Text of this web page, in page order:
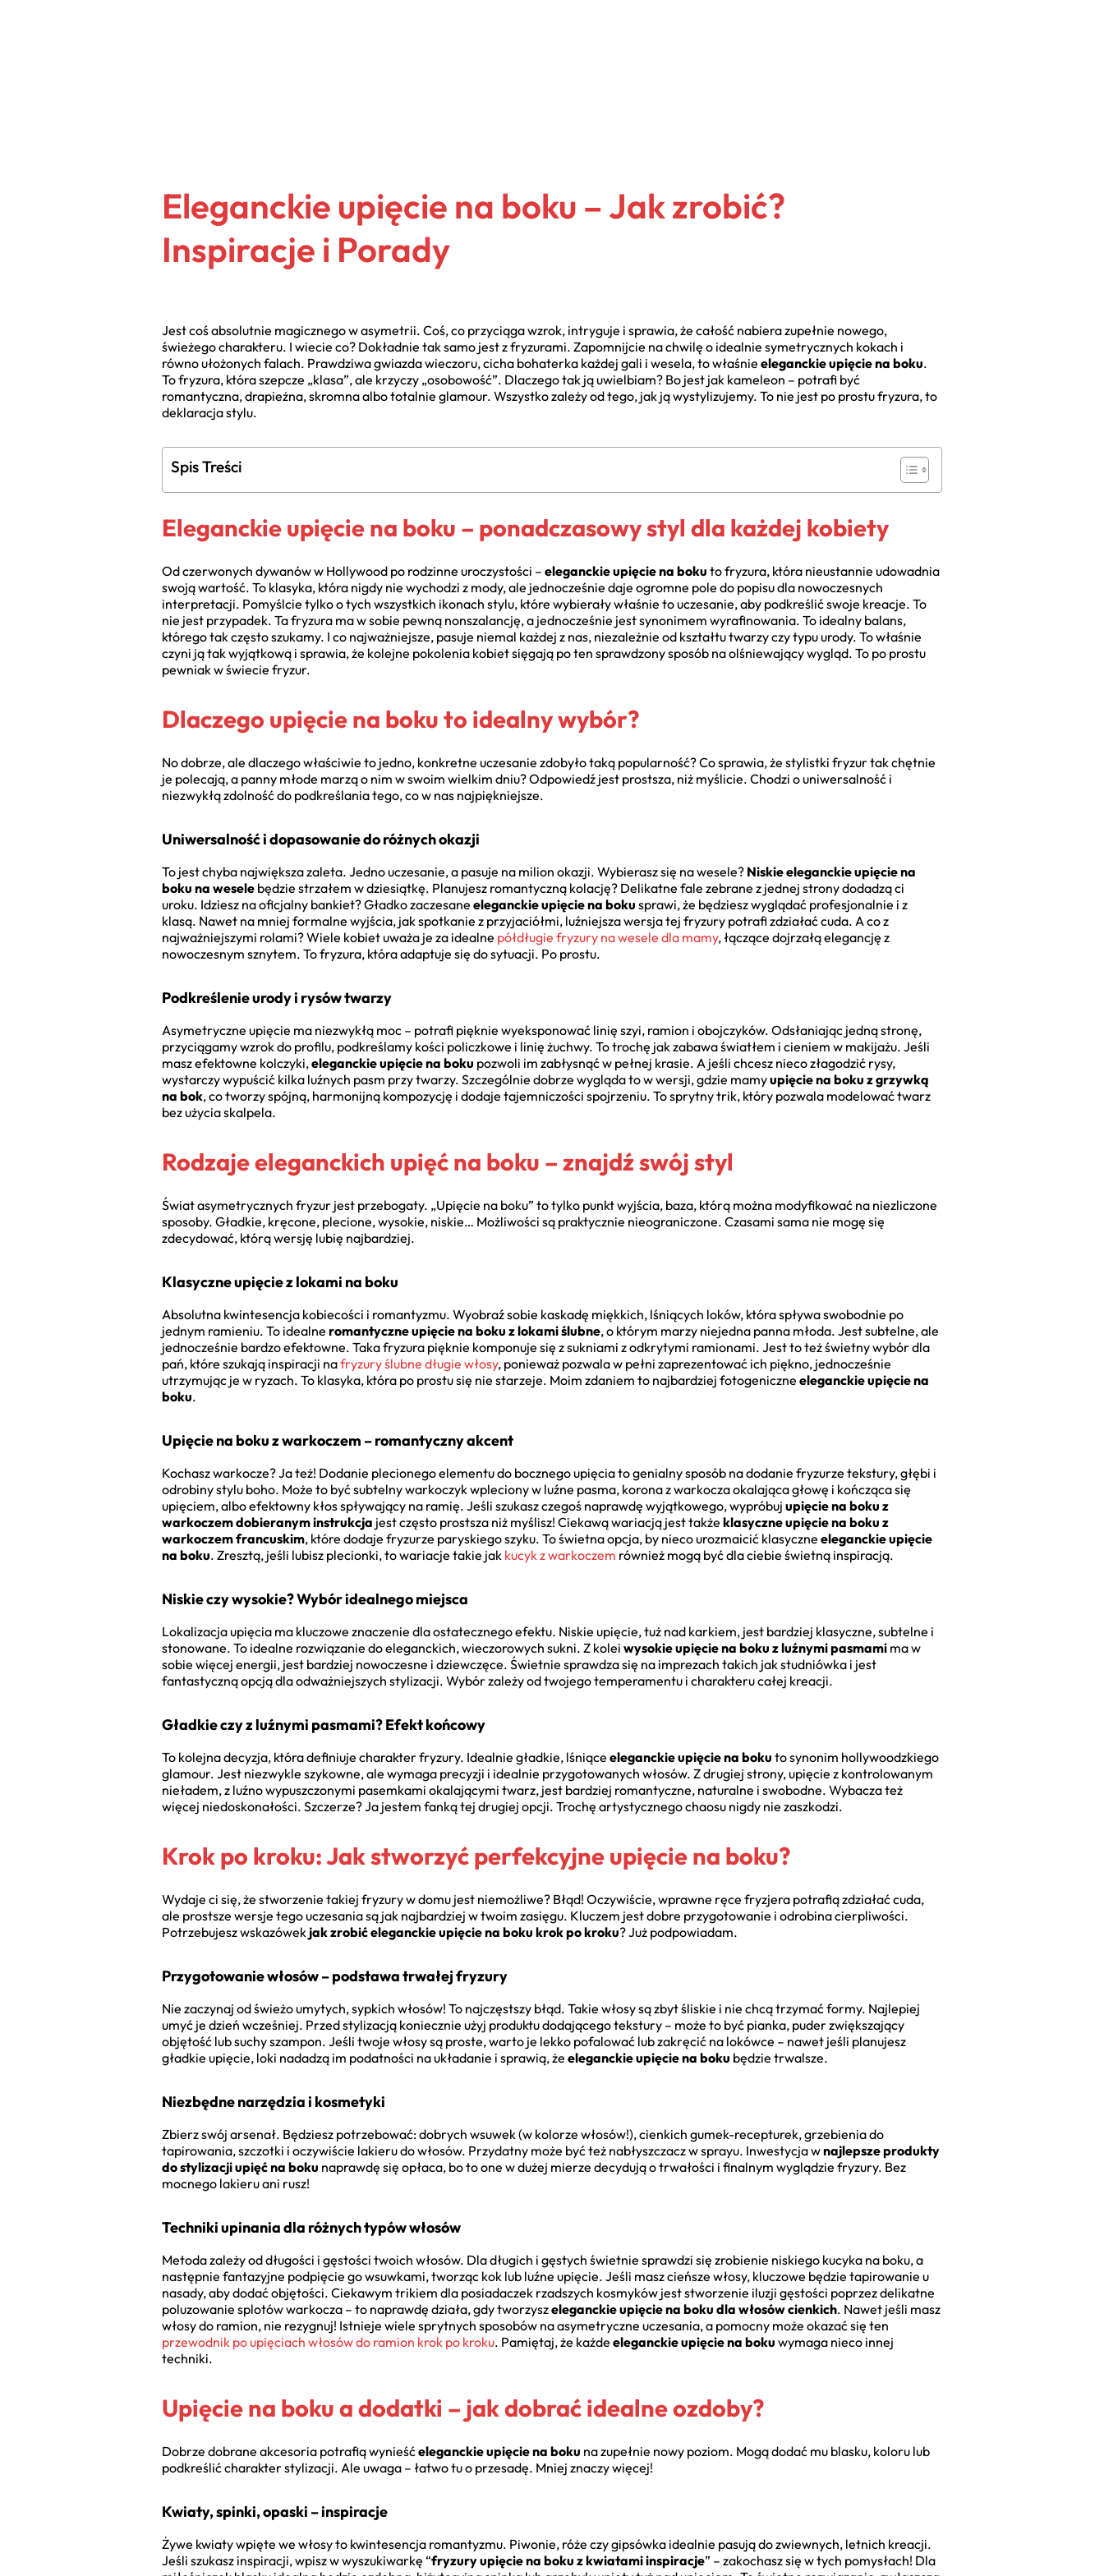
Eleganckie upięcie na boku – Jak zrobić?
Inspiracje i Porady
Jest coś absolutnie magicznego w asymetrii. Coś, co przyciąga wzrok, intryguje i sprawia, że całość nabiera zupełnie nowego,
świeżego charakteru. I wiecie co? Dokładnie tak samo jest z fryzurami. Zapomnijcie na chwilę o idealnie symetrycznych kokach i
równo ułożonych falach. Prawdziwa gwiazda wieczoru, cicha bohaterka każdej gali i wesela, to właśnie eleganckie upięcie na boku.
To fryzura, która szepcze „klasa”, ale krzyczy „osobowość”. Dlaczego tak ją uwielbiam? Bo jest jak kameleon – potrafi być
romantyczna, drapieżna, skromna albo totalnie glamour. Wszystko zależy od tego, jak ją wystylizujemy. To nie jest po prostu fryzura, to
deklaracja stylu.
Spis Treści
Eleganckie upięcie na boku – ponadczasowy styl dla każdej kobiety
Od czerwonych dywanów w Hollywood po rodzinne uroczystości – eleganckie upięcie na boku to fryzura, która nieustannie udowadnia
swoją wartość. To klasyka, która nigdy nie wychodzi z mody, ale jednocześnie daje ogromne pole do popisu dla nowoczesnych
interpretacji. Pomyślcie tylko o tych wszystkich ikonach stylu, które wybierały właśnie to uczesanie, aby podkreślić swoje kreacje. To
nie jest przypadek. Ta fryzura ma w sobie pewną nonszalancję, a jednocześnie jest synonimem wyrafinowania. To idealny balans,
którego tak często szukamy. I co najważniejsze, pasuje niemal każdej z nas, niezależnie od kształtu twarzy czy typu urody. To właśnie
czyni ją tak wyjątkową i sprawia, że kolejne pokolenia kobiet sięgają po ten sprawdzony sposób na olśniewający wygląd. To po prostu
pewniak w świecie fryzur.
Dlaczego upięcie na boku to idealny wybór?
No dobrze, ale dlaczego właściwie to jedno, konkretne uczesanie zdobyło taką popularność? Co sprawia, że stylistki fryzur tak chętnie
je polecają, a panny młode marzą o nim w swoim wielkim dniu? Odpowiedź jest prostsza, niż myślicie. Chodzi o uniwersalność i
niezwykłą zdolność do podkreślania tego, co w nas najpiękniejsze.
Uniwersalność i dopasowanie do różnych okazji
To jest chyba największa zaleta. Jedno uczesanie, a pasuje na milion okazji. Wybierasz się na wesele? Niskie eleganckie upięcie na
boku na wesele będzie strzałem w dziesiątkę. Planujesz romantyczną kolację? Delikatne fale zebrane z jednej strony dodadzą ci
uroku. Idziesz na oficjalny bankiet? Gładko zaczesane eleganckie upięcie na boku sprawi, że będziesz wyglądać profesjonalnie i z
klasą. Nawet na mniej formalne wyjścia, jak spotkanie z przyjaciółmi, luźniejsza wersja tej fryzury potrafi zdziałać cuda. A co z
najważniejszymi rolami? Wiele kobiet uważa je za idealne półdługie fryzury na wesele dla mamy, łączące dojrzałą elegancję z
nowoczesnym sznytem. To fryzura, która adaptuje się do sytuacji. Po prostu.
Podkreślenie urody i rysów twarzy
Asymetryczne upięcie ma niezwykłą moc – potrafi pięknie wyeksponować linię szyi, ramion i obojczyków. Odsłaniając jedną stronę,
przyciągamy wzrok do profilu, podkreślamy kości policzkowe i linię żuchwy. To trochę jak zabawa światłem i cieniem w makijażu. Jeśli
masz efektowne kolczyki,eleganckie upięcie na boku pozwoli im zabłysnąć w pełnej krasie. A jeśli chcesz nieco złagodzić rysy,
wystarczy wypuścić kilka luźnych pasm przy twarzy. Szczególnie dobrze wygląda to w wersji, gdzie mamyupięcie na boku z grzywką
na bok, co tworzy spójną, harmonijną kompozycję i dodaje tajemniczości spojrzeniu. To sprytny trik, który pozwala modelować twarz
bez użycia skalpela.
Rodzaje eleganckich upięć na boku – znajdź swój styl
Świat asymetrycznych fryzur jest przebogaty. „Upięcie na boku” to tylko punkt wyjścia, baza, którą można modyfikować na niezliczone
sposoby. Gładkie, kręcone, plecione, wysokie, niskie… Możliwości są praktycznie nieograniczone. Czasami sama nie mogę się
zdecydować, którą wersję lubię najbardziej.
Klasyczne upięcie z lokami na boku
Absolutna kwintesencja kobiecości i romantyzmu. Wyobraź sobie kaskadę miękkich, lśniących loków, która spływa swobodnie po
jednym ramieniu. To idealne romantyczne upięcie na boku z lokami ślubne, o którym marzy niejedna panna młoda. Jest subtelne, ale
jednocześnie bardzo efektowne. Taka fryzura pięknie komponuje się z sukniami z odkrytymi ramionami. Jest to też świetny wybór dla
pań, które szukają inspiracji nafryzury ślubne długie włosy, ponieważ pozwala w pełni zaprezentować ich piękno, jednocześnie
utrzymując je w ryzach. To klasyka, która po prostu się nie starzeje. Moim zdaniem to najbardziej fotogeniczne eleganckie upięcie na
boku.
Upięcie na boku z warkoczem – romantyczny akcent
Kochasz warkocze? Ja też! Dodanie plecionego elementu do bocznego upięcia to genialny sposób na dodanie fryzurze tekstury, głębi i
odrobiny stylu boho. Może to być subtelny warkoczyk wpleciony w luźne pasma, korona z warkocza okalająca głowę i kończąca się
upięciem, albo efektowny kłos spływający na ramię. Jeśli szukasz czegoś naprawdę wyjątkowego, wypróbuj upięcie na boku z
warkoczem dobieranym instrukcja jest często prostsza niż myślisz! Ciekawą wariacją jest także klasyczne upięcie na boku z
warkoczem francuskim, które dodaje fryzurze paryskiego szyku. To świetna opcja, by nieco urozmaicić klasyczne eleganckie upięcie
na boku. Zresztą, jeśli lubisz plecionki, to wariacje takie jak kucyk z warkoczem również mogą być dla ciebie świetną inspiracją.
Niskie czy wysokie? Wybór idealnego miejsca
Lokalizacja upięcia ma kluczowe znaczenie dla ostatecznego efektu. Niskie upięcie, tuż nad karkiem, jest bardziej klasyczne, subtelne i
stonowane. To idealne rozwiązanie do eleganckich, wieczorowych sukni. Z kolei wysokie upięcie na boku z luźnymi pasmami ma w
sobie więcej energii, jest bardziej nowoczesne i dziewczęce. Świetnie sprawdza się na imprezach takich jak studniówka i jest
fantastyczną opcją dla odważniejszych stylizacji. Wybór zależy od twojego temperamentu i charakteru całej kreacji.
Gładkie czy z luźnymi pasmami? Efekt końcowy
To kolejna decyzja, która definiuje charakter fryzury. Idealnie gładkie, lśniące eleganckie upięcie na boku to synonim hollywoodzkiego
glamour. Jest niezwykle szykowne, ale wymaga precyzji i idealnie przygotowanych włosów. Z drugiej strony, upięcie z kontrolowanym
nieładem, z luźno wypuszczonymi pasemkami okalającymi twarz, jest bardziej romantyczne, naturalne i swobodne. Wybacza też
więcej niedoskonałości. Szczerze? Ja jestem fanką tej drugiej opcji. Trochę artystycznego chaosu nigdy nie zaszkodzi.
Krok po kroku: Jak stworzyć perfekcyjne upięcie na boku?
Wydaje ci się, że stworzenie takiej fryzury w domu jest niemożliwe? Błąd! Oczywiście, wprawne ręce fryzjera potrafią zdziałać cuda,
ale prostsze wersje tego uczesania są jak najbardziej w twoim zasięgu. Kluczem jest dobre przygotowanie i odrobina cierpliwości.
Potrzebujesz wskazówek jak zrobić eleganckie upięcie na boku krok po kroku? Już podpowiadam.
Przygotowanie włosów – podstawa trwałej fryzury
Nie zaczynaj od świeżo umytych, sypkich włosów! To najczęstszy błąd. Takie włosy są zbyt śliskie i nie chcą trzymać formy. Najlepiej
umyć je dzień wcześniej. Przed stylizacją koniecznie użyj produktu dodającego tekstury – może to być pianka, puder zwiększający
objętość lub suchy szampon. Jeśli twoje włosy są proste, warto je lekko pofalować lub zakręcić na lokówce – nawet jeśli planujesz
gładkie upięcie, loki nadadzą im podatności na układanie i sprawią, że eleganckie upięcie na boku będzie trwalsze.
Niezbędne narzędzia i kosmetyki
Zbierz swój arsenał. Będziesz potrzebować: dobrych wsuwek (w kolorze włosów!), cienkich gumek-recepturek, grzebienia do
tapirowania, szczotki i oczywiście lakieru do włosów. Przydatny może być też nabłyszczacz w sprayu. Inwestycja wnajlepsze produkty
do stylizacji upięć na boku naprawdę się opłaca, bo to one w dużej mierze decydują o trwałości i finalnym wyglądzie fryzury. Bez
mocnego lakieru ani rusz!
Techniki upinania dla różnych typów włosów
Metoda zależy od długości i gęstości twoich włosów. Dla długich i gęstych świetnie sprawdzi się zrobienie niskiego kucyka na boku, a
następnie fantazyjne podpięcie go wsuwkami, tworząc kok lub luźne upięcie. Jeśli masz cieńsze włosy, kluczowe będzie tapirowanie u
nasady, aby dodać objętości. Ciekawym trikiem dla posiadaczek rzadszych kosmyków jest stworzenie iluzji gęstości poprzez delikatne
poluzowanie splotów warkocza – to naprawdę działa, gdy tworzyszeleganckie upięcie na boku dla włosów cienkich. Nawet jeśli masz
włosy do ramion, nie rezygnuj! Istnieje wiele sprytnych sposobów na asymetryczne uczesania, a pomocny może okazać się ten
przewodnik po upięciach włosów do ramion krok po kroku. Pamiętaj, że każde eleganckie upięcie na boku wymaga nieco innej
techniki.
Upięcie na boku a dodatki – jak dobrać idealne ozdoby?
Dobrze dobrane akcesoria potrafią wynieśćeleganckie upięcie na boku na zupełnie nowy poziom. Mogą dodać mu blasku, koloru lub
podkreślić charakter stylizacji. Ale uwaga – łatwo tu o przesadę. Mniej znaczy więcej!
Kwiaty, spinki, opaski – inspiracje
Żywe kwiaty wpięte we włosy to kwintesencja romantyzmu. Piwonie, róże czy gipsówka idealnie pasują do zwiewnych, letnich kreacji.
Jeśli szukasz inspiracji, wpisz w wyszukiwarkę “fryzury upięcie na boku z kwiatami inspiracje” – zakochasz się w tych pomysłach! Dla